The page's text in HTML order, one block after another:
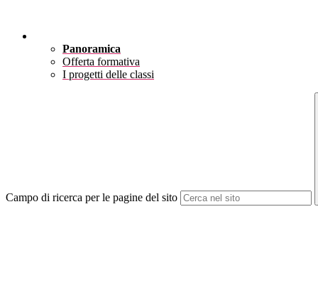
Panoramica
Offerta formativa
I progetti delle classi
Campo di ricerca per le pagine del sito